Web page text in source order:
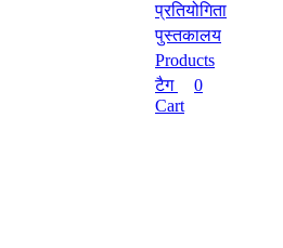
प्रतियोगिता
पुस्तकालय
Products
टैग
0
Cart